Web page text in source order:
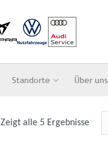
Standorte Über uns
Zeigt alle 5 Ergebnisse